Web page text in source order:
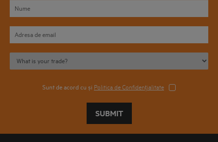
Sunt de acord cu și Politica de Confidențialitate
SUBMIT